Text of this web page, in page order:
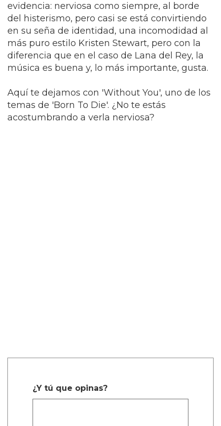
evidencia: nerviosa como siempre, al borde
del histerismo, pero casi se está convirtiendo
en su seña de identidad, una incomodidad al
más puro estilo Kristen Stewart, pero con la
diferencia que en el caso de Lana del Rey, la
música es buena y, lo más importante, gusta.
Aquí te dejamos con 'Without You', uno de los
temas de 'Born To Die'. ¿No te estás
acostumbrando a verla nerviosa?
¿Y tú que opinas?